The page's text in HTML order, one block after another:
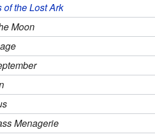
of the Lost Ark
Moon
Menagerie